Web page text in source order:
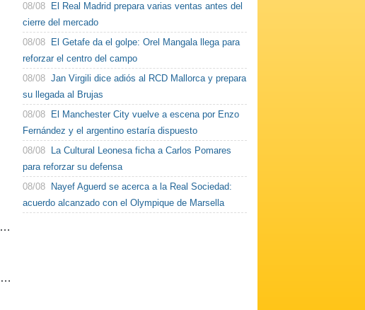
08/08
El Real Madrid prepara varias ventas antes del
cierre del mercado
08/08
El Getafe da el golpe: Orel Mangala llega para
reforzar el centro del campo
08/08 Jan Virgili dice adiós al RCD Mallorca y prepara
su llegada al Brujas
08/08
El Manchester City vuelve a escena por Enzo
Fernández y el argentino estaría dispuesto
08/08
La Cultural Leonesa ficha a Carlos Pomares
para reforzar su defensa
08/08
Nayef Aguerd se acerca a la Real Sociedad:
acuerdo alcanzado con el Olympique de Marsella